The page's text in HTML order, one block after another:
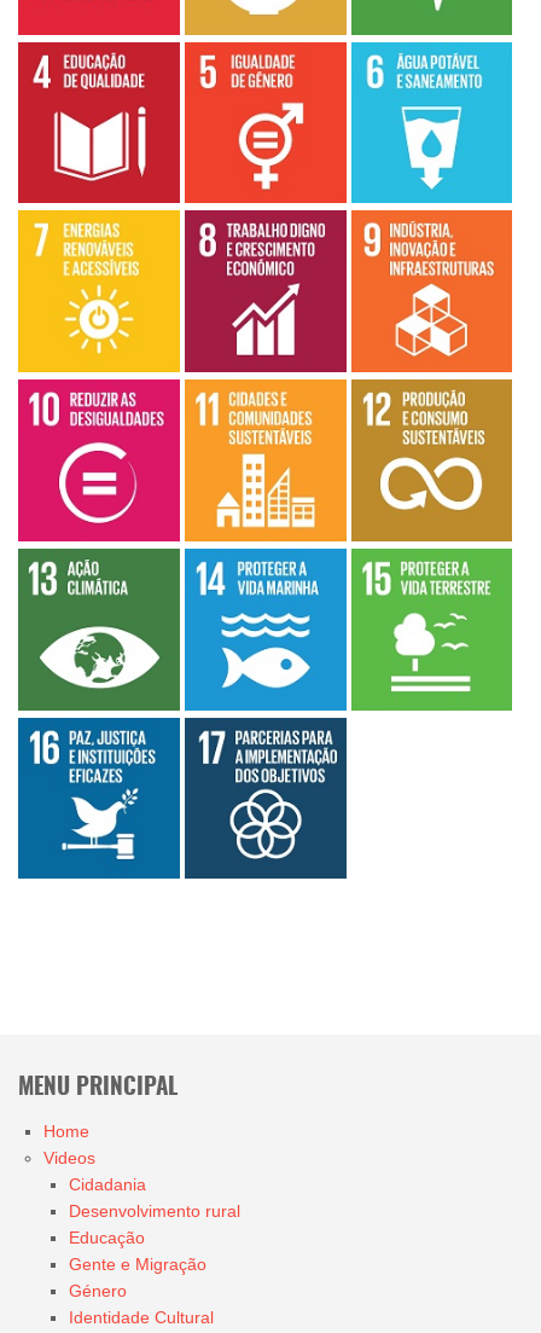
MENU PRINCIPAL
Home
Videos
Cidadania
Desenvolvimento rural
Educação
Gente e Migração
Género
Identidade Cultural